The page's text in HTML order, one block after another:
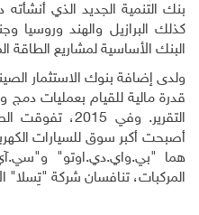
بنك التنمية الجديد الذي
كذلك البرازيل والهند
البنك الأساسية لمشاريع الطاقة
ولدى إضافة بنوك الاستثمار
قدرة مالية للقيام بعمليات
التقرير. وفي
أصبحت أكبر سوق للسيارات
هما "بي.واي.دي.اوتو"
المركبات، تنافسان شركة "تِسلا"